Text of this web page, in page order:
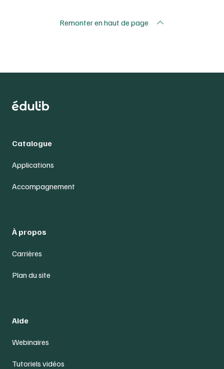
Remonter en haut de page
Catalogue
Applications
Accompagnement
À propos
Carrières
Plan du site
Aide
Webinaires
Tutoriels vidéos